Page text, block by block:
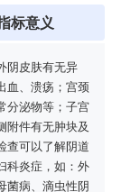
标意义
阴皮肤有无异
血、溃疡；宫颈
分泌物等；子宫
附件有无肿块及
查可以了解阴道
科炎症，如：外
菌病、滴虫性阴